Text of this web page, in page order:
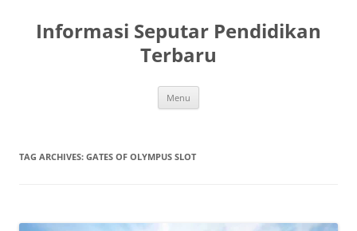
content
Informasi Seputar Pendidikan
Terbaru
Menu
TAG ARCHIVES: GATES OF OLYMPUS SLOT